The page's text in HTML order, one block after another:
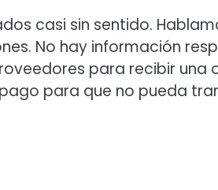
casi sin sentido.
No hay información
para recibir una
para que no pueda